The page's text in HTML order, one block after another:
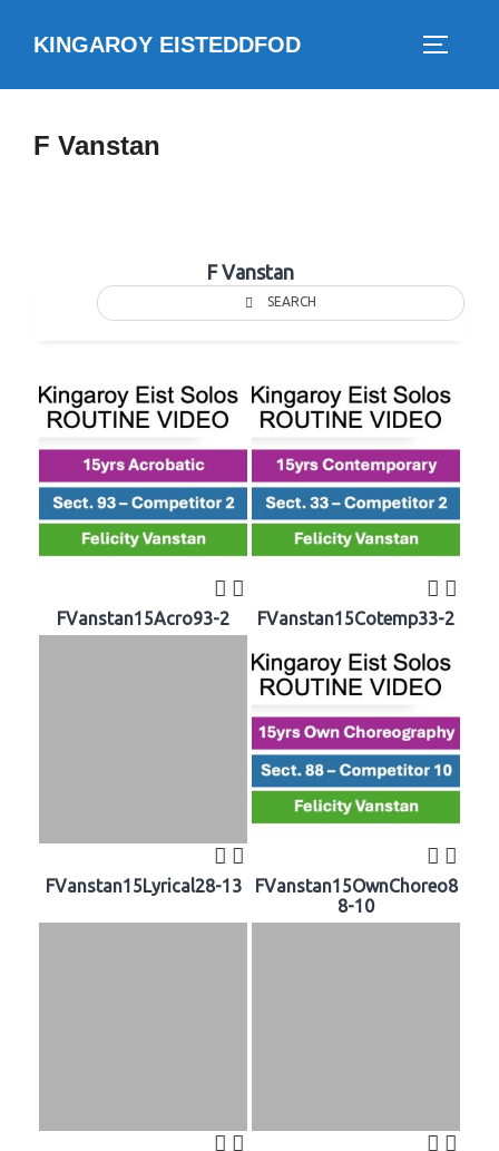
KINGAROY EISTEDDFOD
F Vanstan
F Vanstan
SEARCH
FVanstan15Acro93-2 FVanstan15Cotemp33-2
FVanstan15Lyrical28-13
FVanstan15OwnChoreo8
8-10